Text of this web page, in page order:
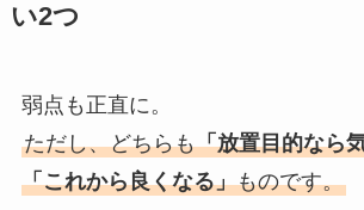
い2つ
弱点も正直に。
ただし、どちらも「放置目的なら
「これから良くなる」ものです。